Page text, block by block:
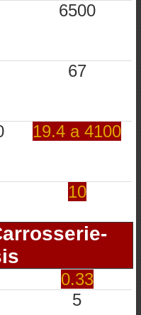
6500
67
19.4 a 4100
10
0.33
5